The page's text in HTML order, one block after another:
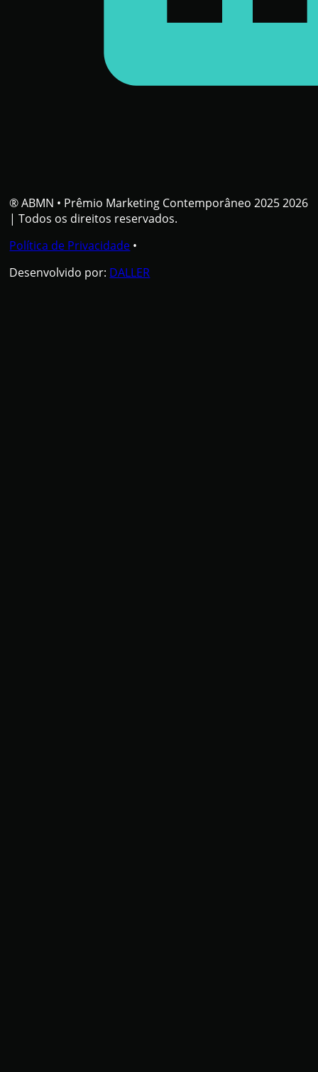
® ABMN • Prêmio Marketing Contemporâneo 2025 2026
| Todos os direitos reservados.
Política de Privacidade •
Desenvolvido por: DALLER